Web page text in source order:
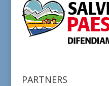
PARTNERS